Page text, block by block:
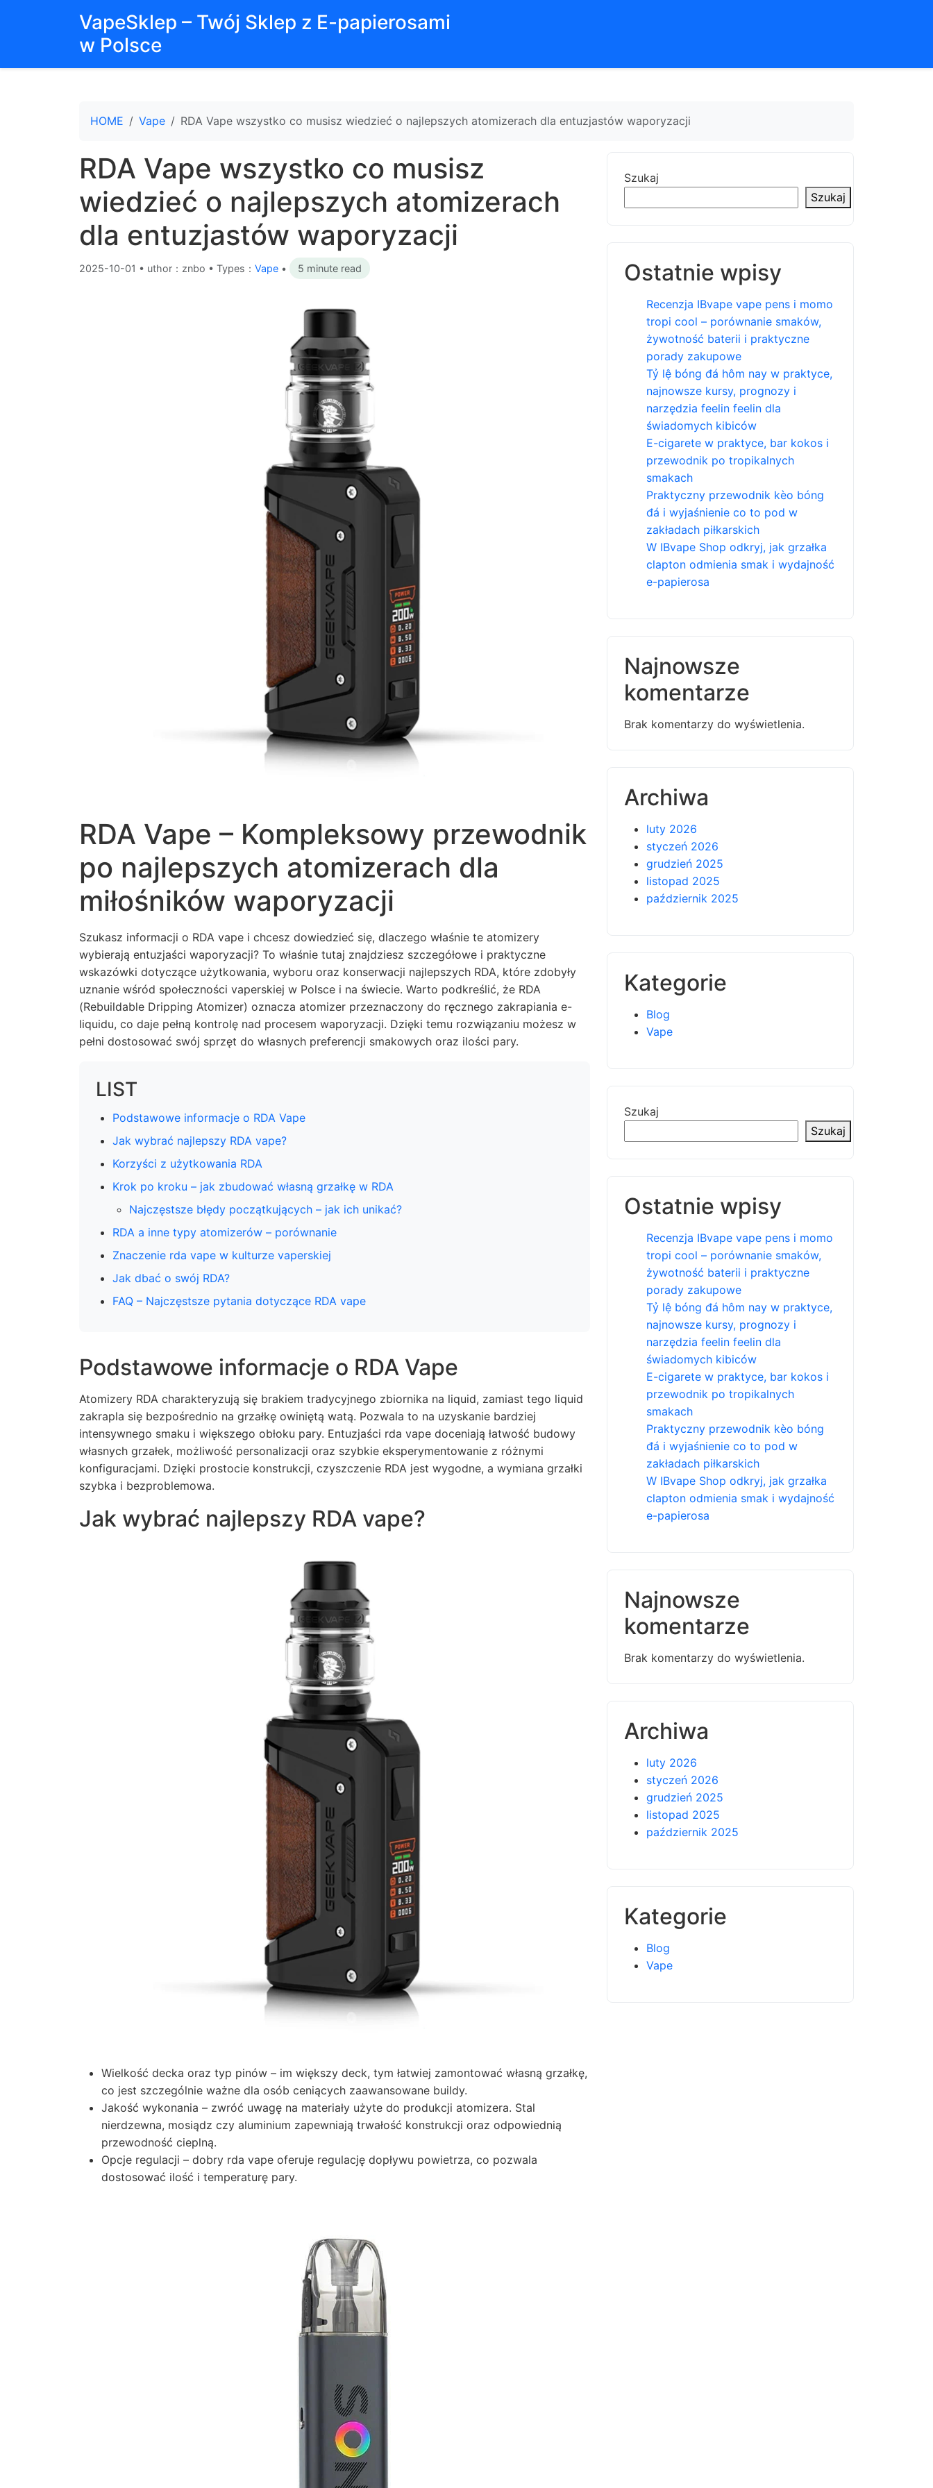
VapeSklep – Twój Sklep z E-papierosami
w Polsce
HOME Vape RDA Vape wszystko co musisz wiedzieć o najlepszych atomizerach dla entuzjastów waporyzacji
RDA Vape wszystko co musisz
wiedzieć o najlepszych atomizerach
dla entuzjastów waporyzacji
2025-10-01 • uthor：znbo • Types： Vape • 5 minute read
RDA Vape – Kompleksowy przewodnik
po najlepszych atomizerach dla
miłośników waporyzacji
Szukasz informacji o RDA vape i chcesz dowiedzieć się, dlaczego właśnie te atomizery
wybierają entuzjaści waporyzacji? To właśnie tutaj znajdziesz szczegółowe i praktyczne
wskazówki dotyczące użytkowania, wyboru oraz konserwacji najlepszych RDA, które zdobyły
uznanie wśród społeczności vaperskiej w Polsce i na świecie. Warto podkreślić, że RDA
(Rebuildable Dripping Atomizer) oznacza atomizer przeznaczony do ręcznego zakrapiania e-
liquidu, co daje pełną kontrolę nad procesem waporyzacji. Dzięki temu rozwiązaniu możesz w
pełni dostosować swój sprzęt do własnych preferencji smakowych oraz ilości pary.
LIST
Podstawowe informacje o RDA Vape
Jak wybrać najlepszy RDA vape?
Korzyści z użytkowania RDA
Krok po kroku – jak zbudować własną grzałkę w RDA
Najczęstsze błędy początkujących – jak ich unikać?
RDA a inne typy atomizerów – porównanie
Znaczenie rda vape w kulturze vaperskiej
Jak dbać o swój RDA?
FAQ – Najczęstsze pytania dotyczące RDA vape
Podstawowe informacje o RDA Vape
Atomizery RDA charakteryzują się brakiem tradycyjnego zbiornika na liquid, zamiast tego liquid
zakrapla się bezpośrednio na grzałkę owiniętą watą. Pozwala to na uzyskanie bardziej
intensywnego smaku i większego obłoku pary. Entuzjaści rda vape doceniają łatwość budowy
własnych grzałek, możliwość personalizacji oraz szybkie eksperymentowanie z różnymi
konfiguracjami. Dzięki prostocie konstrukcji, czyszczenie RDA jest wygodne, a wymiana grzałki
szybka i bezproblemowa.
Jak wybrać najlepszy RDA vape?
Wielkość decka oraz typ pinów – im większy deck, tym łatwiej zamontować własną grzałkę,
co jest szczególnie ważne dla osób ceniących zaawansowane buildy.
Jakość wykonania – zwróć uwagę na materiały użyte do produkcji atomizera. Stal
nierdzewna, mosiądz czy aluminium zapewniają trwałość konstrukcji oraz odpowiednią
przewodność cieplną.
Opcje regulacji – dobry rda vape oferuje regulację dopływu powietrza, co pozwala
dostosować ilość i temperaturę pary.
Szukaj
Szukaj
Ostatnie wpisy
Recenzja IBvape vape pens i momo
tropi cool – porównanie smaków,
żywotność baterii i praktyczne
porady zakupowe
Tỷ lệ bóng đá hôm nay w praktyce,
najnowsze kursy, prognozy i
narzędzia feelin feelin dla
świadomych kibiców
E-cigarete w praktyce, bar kokos i
przewodnik po tropikalnych
smakach
Praktyczny przewodnik kèo bóng
đá i wyjaśnienie co to pod w
zakładach piłkarskich
W IBvape Shop odkryj, jak grzałka
clapton odmienia smak i wydajność
e-papierosa
Najnowsze
komentarze
Brak komentarzy do wyświetlenia.
Archiwa
luty 2026
styczeń 2026
grudzień 2025
listopad 2025
październik 2025
Kategorie
Blog
Vape
Szukaj
Szukaj
Ostatnie wpisy
Recenzja IBvape vape pens i momo
tropi cool – porównanie smaków,
żywotność baterii i praktyczne
porady zakupowe
Tỷ lệ bóng đá hôm nay w praktyce,
najnowsze kursy, prognozy i
narzędzia feelin feelin dla
świadomych kibiców
E-cigarete w praktyce, bar kokos i
przewodnik po tropikalnych
smakach
Praktyczny przewodnik kèo bóng
đá i wyjaśnienie co to pod w
zakładach piłkarskich
W IBvape Shop odkryj, jak grzałka
clapton odmienia smak i wydajność
e-papierosa
Najnowsze
komentarze
Brak komentarzy do wyświetlenia.
Archiwa
luty 2026
styczeń 2026
grudzień 2025
listopad 2025
październik 2025
Kategorie
Blog
Vape